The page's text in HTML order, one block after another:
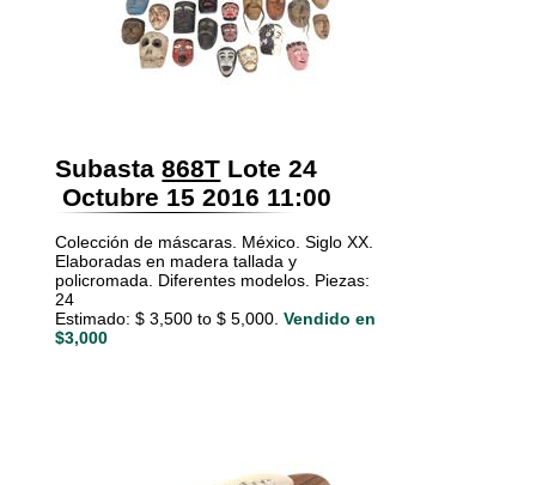
Subasta 868T Lote 24
Octubre 15 2016 11:00
Colección de máscaras. México. Siglo XX.
Elaboradas en madera tallada y
policromada. Diferentes modelos. Piezas:
24
Estimado: $ 3,500 to $ 5,000. Vendido en
$3,000